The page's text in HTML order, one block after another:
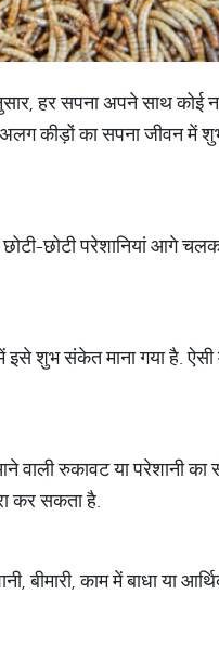
हर सपना अपने साथ
कीड़ों का सपना जीवन
छोटी परेशानियां आगे
शुभ संकेत माना गया है.
रुकावट या परेशानी का
कर सकता है.
बीमारी, काम में बाधा या